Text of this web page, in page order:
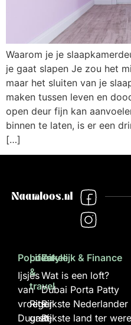
Waarom je je
je gaat slapen Je zou het
maar het sluiten van je
maken tussen leven en
open deur fijn kan
binnen te laten, is er een
[…]
Populair
Ijsjes
van
vroeger
Duurste
Lifestyle
&
travel
Rits
gaat
Zakelijk & Finance
Wat is een loft?
Dubai Porta Patty
Rijkste Nederlander
Rijkste land ter